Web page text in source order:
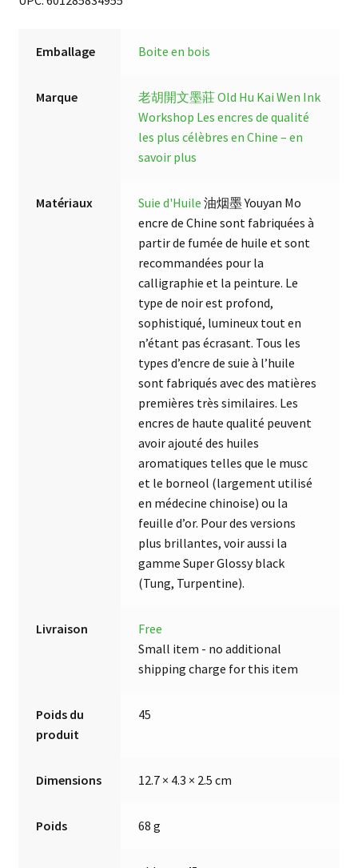
Emballage Boite en bois
Marque
老胡開文墨莊 Old Hu Kai Wen Ink
Workshop Les encres de qualité
les plus célèbres en Chine – en
savoir plus
Matériaux Suie d'Huile 油烟墨 Youyan Mo
encre de Chine sont fabriquées à
partir de fumée de huile et sont
recommandées pour la
calligraphie et la peinture. Le
type de noir est profond,
sophistiqué, lumineux tout en
n’étant pas écrasant. Tous les
types d’encre de suie à l’huile
sont fabriqués avec des matières
premières très similaires. Les
encres de haute qualité peuvent
avoir ajouté des huiles
aromatiques telles que le musc
et le borneol (largement utilisé
en médecine chinoise) ou la
feuille d’or. Pour des versions
plus brillantes, voir aussi la
gamme Super Glossy black
(Tung, Turpentine).
Livraison
Free
Small item - no additional
shipping charge for this item
Poids du
produit
45
Dimensions 12.7 × 4.3 × 2.5 cm
Poids 68 g